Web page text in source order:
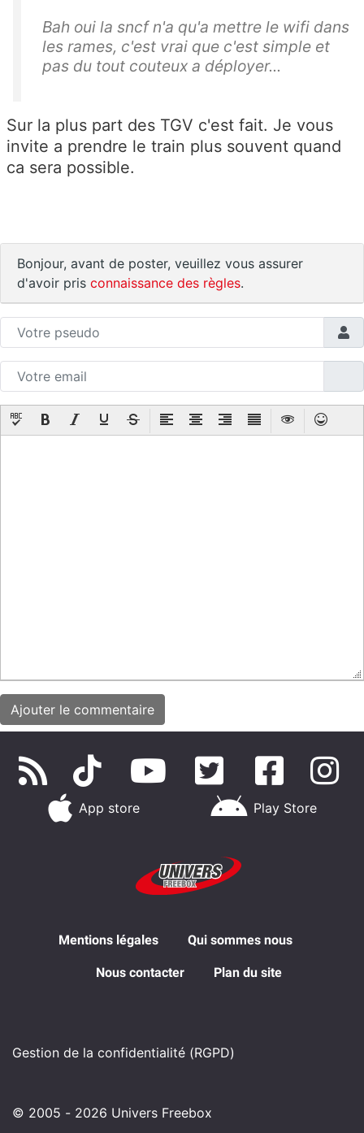
Bah oui la sncf n'a qu'a mettre le wifi dans
les rames, c'est vrai que c'est simple et
pas du tout couteux a déployer...
Sur la plus part des TGV c'est fait. Je vous
invite a prendre le train plus souvent quand
ca sera possible.
Bonjour, avant de poster, veuillez vous assurer
d'avoir pris connaissance des règles.
App store Play Store
Mentions légales Qui sommes nous
Nous contacter Plan du site
Gestion de la confidentialité (RGPD)
© 2005 - 2026 Univers Freebox